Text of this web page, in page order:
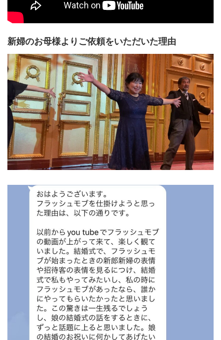
新婦のお母様よりご依頼をいただいた理由